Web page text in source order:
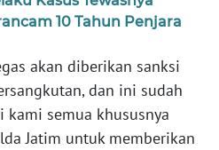
10 Tahun Penjara
akan diberikan sanksi
dan ini sudah
semua khususnya
Jatim untuk memberikan